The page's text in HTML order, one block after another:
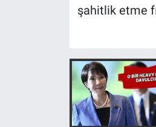
şahitlik etme
Yerel Yaşam